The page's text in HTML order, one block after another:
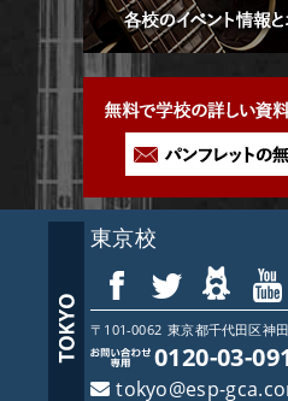
アーティストメッセージ
コラム GCAの人気動
東京校
大阪校
オープンキャンパ
お問い
東京校
〒101-0062 東京都千代田区神
0120-03-
tokyo@esp-